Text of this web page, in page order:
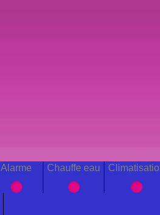
Alarme Chauffe eau